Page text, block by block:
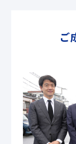
ご